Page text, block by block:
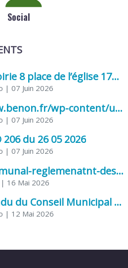
Social
Arrêté de voirie 8 place de l’église 17170 Benon
| 07 Juin 2026
https://www.benon.fr/wp-content/uploads/2026/06/AR-Voirie-Chemin-de-Lafond-du-26-05-2026.pdf
| 07 Juin 2026
206 du 26 05 2026
| 07 Juin 2026
Arrete-communal-reglemenatnt-des-bruits-de-voisinage-et-des-activites-bruyantes
| 16 Mai 2026
Compte rendu du Conseil Municipal du 06 mai 2026
| 12 Mai 2026